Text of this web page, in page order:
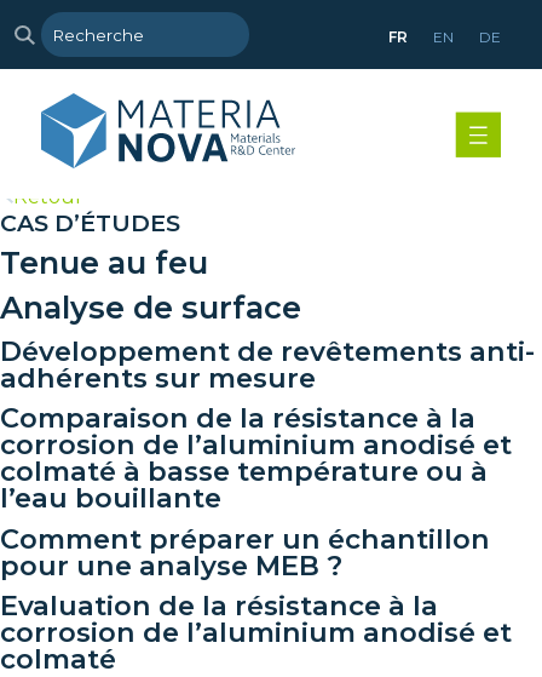
FR EN DE
Retour
CAS D’ÉTUDES
Tenue au feu
Analyse de surface
Développement de revêtements anti-
adhérents sur mesure
Comparaison de la résistance à la
corrosion de l’aluminium anodisé et
colmaté à basse température ou à
l’eau bouillante
Comment préparer un échantillon
pour une analyse MEB ?
Evaluation de la résistance à la
corrosion de l’aluminium anodisé et
colmaté